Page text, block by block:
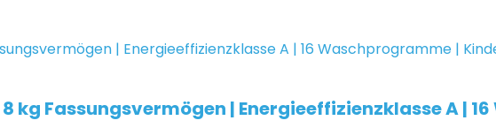
kg Fassungsvermögen | Energieeffizienzklasse A |